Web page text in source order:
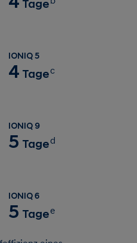
eines
auch die maximale
verschiedenen